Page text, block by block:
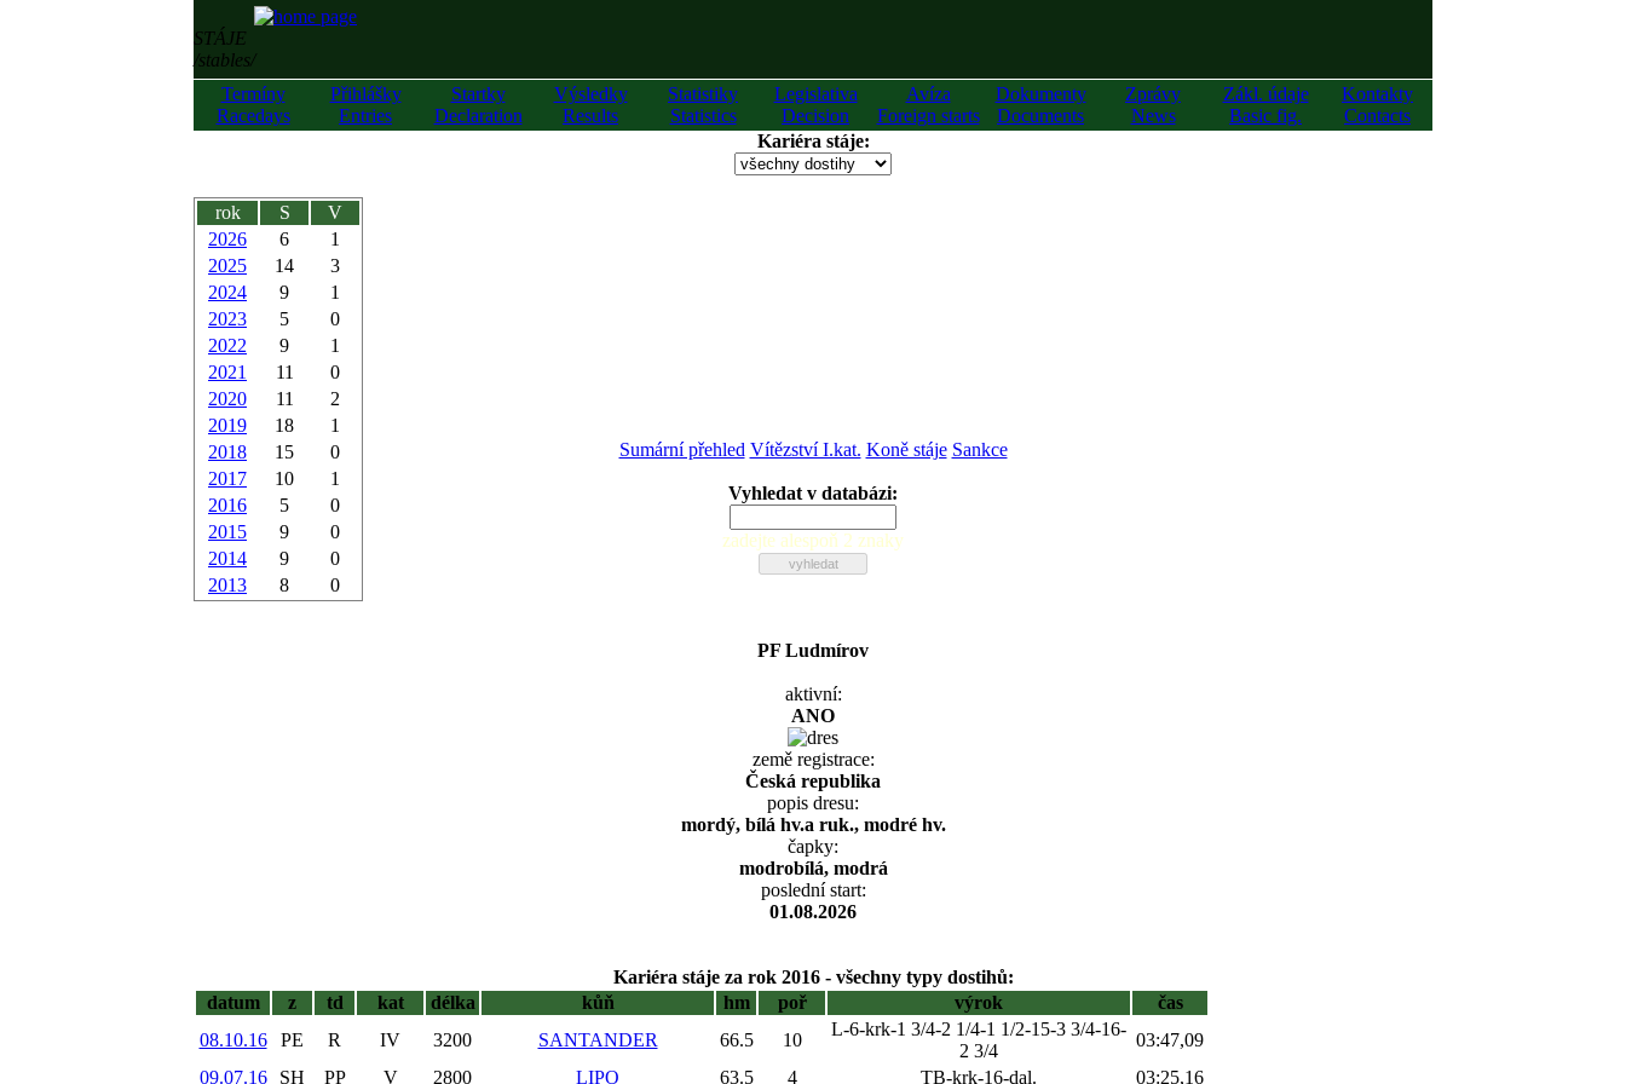
STÁJE
/stables/
Termíny
Racedays
Přihlášky
Entries
Startky
Declaration
Výsledky
Results
Statistiky
Statistics
Legislativa
Decision
Avíza
Foreign starts
Dokumenty
Documents
Zprávy
News
Zákl. údaje
Basic fig.
Kontakty
Contacts
Kariéra stáje:
rok S
V
2026
6
1
2025
14
3
2024
9
1
2023
5
0
2022
9
1
2021
11
0
2020
11
2
2019
18
1
2018
15
0
2017
10
1
2016
5
0
2015
9
0
2014
9
0
2013
8 0
Sumární přehled Vítězství I.kat. Koně stáje Sankce
Vyhledat v databázi:
zadejte alespoň 2 znaky
PF Ludmírov
aktivní:
ANO
země registrace:
Česká republika
popis dresu:
mordý, bílá hv.a ruk., modré hv.
čapky:
modrobílá, modrá
poslední start:
01.08.2026
Kariéra stáje za rok 2016 - všechny typy dostihů:
datum
z td kat délka kůň hm poř výrok
čas
08.10.16
PE R IV 3200 SANTANDER 66.5 10
L-6-krk-1 3/4-2 1/4-1 1/2-15-3 3/4-16-
2 3/4
03:47,09
09.07.16
SH PP V 2800 LIPO 63.5 4 TB-krk-16-dal. 03:25,16